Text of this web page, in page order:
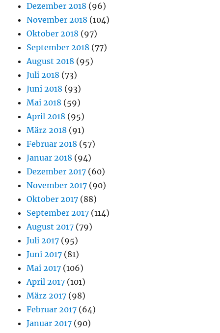
Dezember 2018 (96)
November 2018 (104)
Oktober 2018 (97)
September 2018 (77)
August 2018 (95)
Juli 2018 (73)
Juni 2018 (93)
Mai 2018 (59)
April 2018 (95)
März 2018 (91)
Februar 2018 (57)
Januar 2018 (94)
Dezember 2017 (60)
November 2017 (90)
Oktober 2017 (88)
September 2017 (114)
August 2017 (79)
Juli 2017 (95)
Juni 2017 (81)
Mai 2017 (106)
April 2017 (101)
März 2017 (98)
Februar 2017 (64)
Januar 2017 (90)